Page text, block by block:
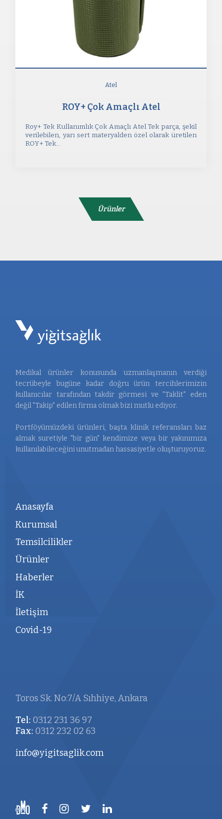
Atel
ROY+ Çok Amaçlı Atel
Roy+ Tek Kullanımlık Çok Amaçlı Atel Tek parça, şekil
verilebilen, yarı sert materyalden özel olarak üretilen
ROY+ Tek...
Ürünler
Medikal ürünler konusunda uzmanlaşmanın verdiği
tecrübeyle bugüne kadar doğru ürün tercihlerimizin
kullanıcılar tarafından takdir görmesi ve "Taklit" eden
değil "Takip" edilen firma olmak bizi mutlu ediyor.
Portföyümüzdeki ürünleri, başta klinik referansları baz
almak suretiyle "bir gün" kendimize veya bir yakınımıza
kullanılabileceğini unutmadan hassasiyetle oluşturuyoruz.
Anasayfa
Kurumsal
Temsilcilikler
Ürünler
Haberler
İK
İletişim
Covid-19
Toros Sk. No:7/A Sıhhiye, Ankara
Tel: 0312 231 36 97
Fax: 0312 232 02 63
info@yigitsaglik.com